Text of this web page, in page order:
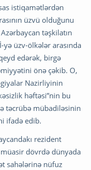
istiqamətlərdən
üzvü olduğunu
təşkilatın
yə üzv-ölkələr arasında
edərək, birgə
önə çəkib. O,
Nazirliyinin
həftəsi”nin bu
təcrübə mübadiləsinin
ifadə edib.
rezident
dövrdə dünyada
sahələrinə nüfuz